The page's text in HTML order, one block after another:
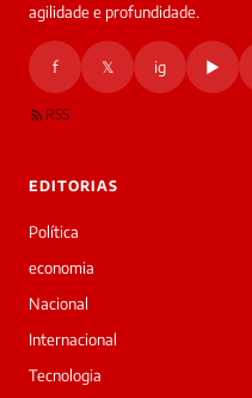
agilidade e profundidade.
f 𝕏 ig ▶
RSS
EDITORIAS
Política
economia
Nacional
Internacional
Tecnologia